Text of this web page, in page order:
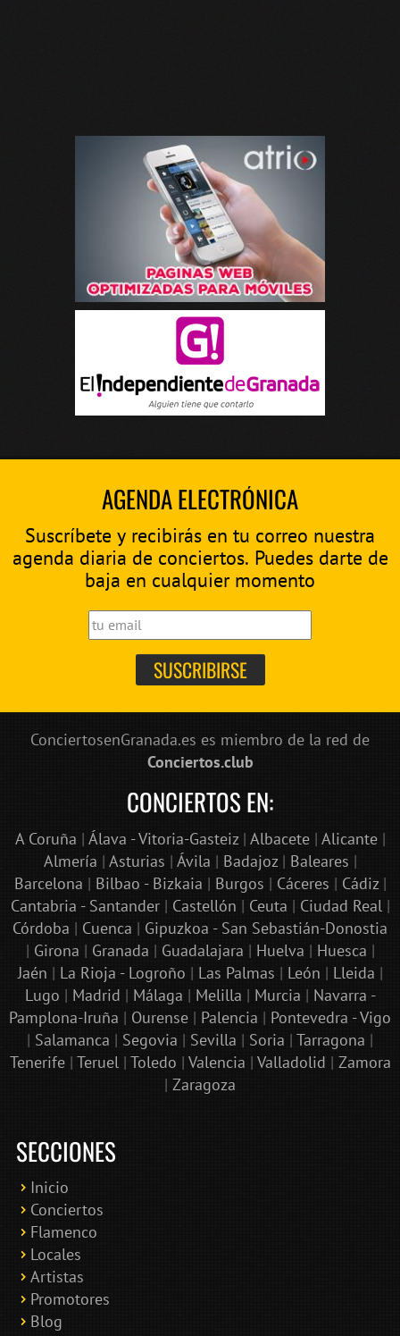
AGENDA ELECTRÓNICA
Suscríbete y recibirás en tu correo nuestra
agenda diaria de conciertos. Puedes darte de
baja en cualquier momento
ConciertosenGranada.es es miembro de la red de
Conciertos.club
CONCIERTOS EN:
A Coruña | Álava - Vitoria-Gasteiz| Albacete| Alicante|
Almería | Asturias | Ávila | Badajoz| Baleares |
Barcelona | Bilbao - Bizkaia | Burgos | Cáceres | Cádiz|
Cantabria - Santander| Castellón | Ceuta | Ciudad Real|
Córdoba | Cuenca | Gipuzkoa - San Sebastián-Donostia
| Girona | Granada | Guadalajara | Huelva | Huesca |
Jaén | La Rioja - Logroño | Las Palmas | León | Lleida |
Lugo | Madrid | Málaga | Melilla | Murcia | Navarra -
Pamplona-Iruña | Ourense | Palencia | Pontevedra - Vigo
| Salamanca | Segovia | Sevilla | Soria | Tarragona |
Tenerife| Teruel| Toledo | Valencia | Valladolid | Zamora
| Zaragoza
SECCIONES
Inicio
Conciertos
Flamenco
Locales
Artistas
Promotores
Blog